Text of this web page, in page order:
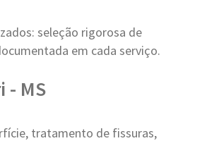
seleção rigorosa de
em cada serviço.
- MS
tratamento de fissuras,